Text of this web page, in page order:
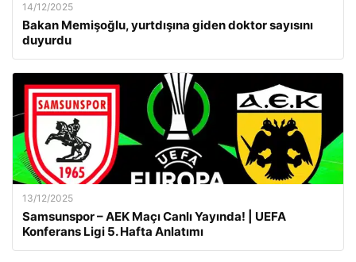
14/12/2025
Bakan Memişoğlu, yurtdışına giden doktor sayısını
duyurdu
13/12/2025
Samsunspor – AEK Maçı Canlı Yayında! | UEFA
Konferans Ligi 5. Hafta Anlatımı